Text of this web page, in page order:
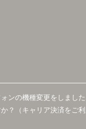
HOME
ンの機種変更をしまし
？（キャリア決済をご